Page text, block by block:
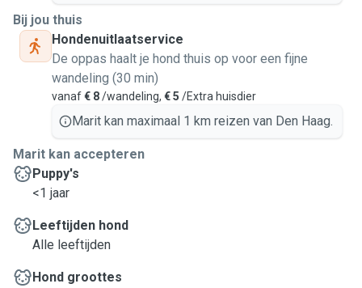
Bij jou thuis
Hondenuitlaatservice
De oppas haalt je hond thuis op voor een fijne
wandeling (30 min)
vanaf€ 8/wandeling, € 5 /Extra huisdier
Marit kan maximaal 1 km reizen van Den Haag.
Marit kan accepteren
Puppy's
<1 jaar
Leeftijden hond
Alle leeftijden
Hond groottes